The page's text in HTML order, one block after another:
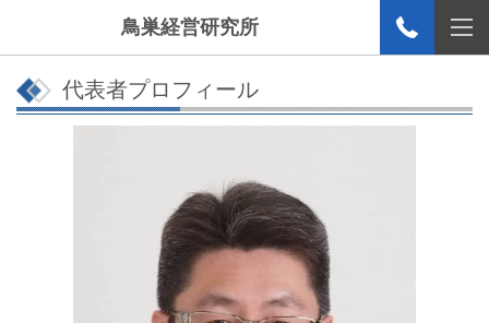
鳥巣経営研究所
代表者プロフィール